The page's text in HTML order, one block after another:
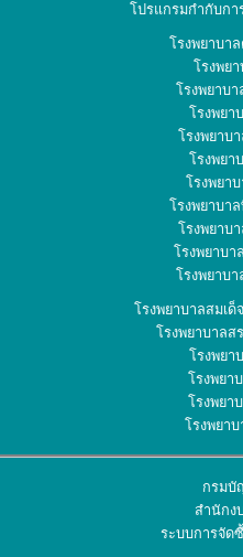
โปรแกรมกำกับกา
โรงพยาบา
โรงพย
โรงพยาบ
โรงพยา
โรงพยาบ
โรงพยา
โรงพยา
โรงพยาบา
โรงพยาบ
โรงพยาบา
โรงพยาบา
โรงพยาบาลสมเ
โรงพยาบาลส
โรงพยา
โรงพยา
โรงพยา
โรงพยาบ
กรมบั
สำนักง
ระบบการจัด